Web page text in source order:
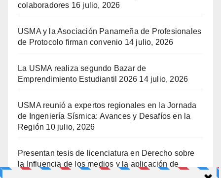
colaboradores 16 julio, 2026
USMA y la Asociación Panameña de Profesionales
de Protocolo firman convenio 14 julio, 2026
La USMA realiza segundo Bazar de
Emprendimiento Estudiantil 2026 14 julio, 2026
USMA reunió a expertos regionales en la Jornada
de Ingeniería Sísmica: Avances y Desafíos en la
Región 10 julio, 2026
Presentan tesis de licenciatura en Derecho sobre
la Influencia de los medios y la aplicación de